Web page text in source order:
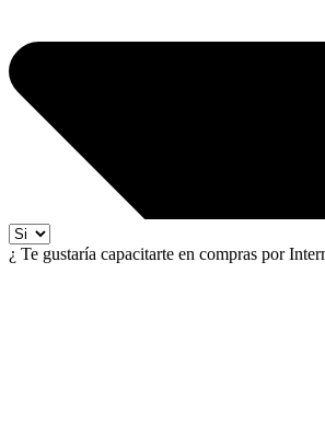
¿ Te gustaría capacitarte en compras por